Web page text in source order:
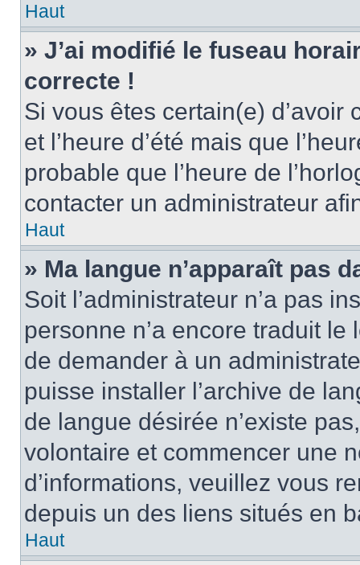
Haut
» J’ai modifié le fuseau
correcte !
Si vous êtes certain(e)
et l’heure d’été mais que
probable que l’heure de
contacter un administrateur
Haut
» Ma langue n’apparaît pas
Soit l’administrateur n’a pas
personne n’a encore traduit
de demander à un
puisse installer l’archive de
de langue désirée n’existe
volontaire et commencer une
d’informations, veuillez vous
depuis un des liens situés en
Haut